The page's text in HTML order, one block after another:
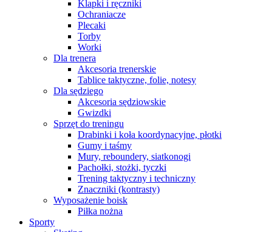
Klapki i ręczniki
Ochraniacze
Plecaki
Torby
Worki
Dla trenera
Akcesoria trenerskie
Tablice taktyczne, folie, notesy
Dla sędziego
Akcesoria sędziowskie
Gwizdki
Sprzęt do treningu
Drabinki i koła koordynacyjne, płotki
Gumy i taśmy
Mury, reboundery, siatkonogi
Pachołki, stożki, tyczki
Trening taktyczny i techniczny
Znaczniki (kontrasty)
Wyposażenie boisk
Piłka nożna
Sporty